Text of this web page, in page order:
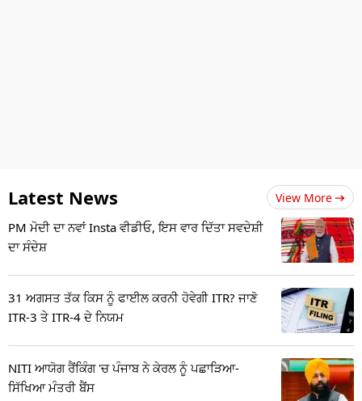
Latest News View More
PM ਮੋਦੀ ਦਾ ਨਵਾਂ Insta ਵੀਡੀਓ, ਇਸ ਵਾਰ ਦਿੱਤਾ ਸਵਦੇਸ਼ੀ
ਦਾ ਸੰਦੇਸ਼
31 ਅਗਸਤ ਤੱਕ ਕਿਸ ਨੂੰ ਫਾਈਲ ਕਰਨੀ ਹੋਵੇਗੀ ITR? ਜਾਣੋ
ITR-3 ਤੇ ITR-4 ਦੇ ਨਿਯਮ
NITI ਆਯੋਗ ਰੈਂਕਿੰਗ 'ਚ ਪੰਜਾਬ ਨੇ ਕੇਰਲ ਨੂੰ ਪਛਾੜਿਆ-
ਸਿੱਖਿਆ ਮੰਤਰੀ ਬੈਂਸ